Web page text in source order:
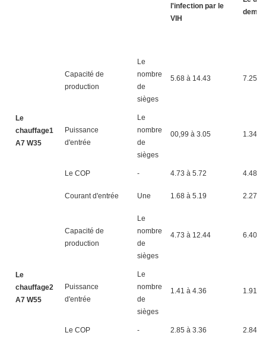
l'infection par le
VIH
Le
chauffage1
A7 W35
Capacité de
production
Le
nombre
de
sièges
5.68 à 14.43 7.25 à
Puissance
d'entrée
Le
nombre
de
sièges
00,99 à 3.05 1.34 à
Le COP - 4.73 à 5.72 4.48 à
Courant d'entrée Une 1.68 à 5.19 2.27 à
Le
chauffage2
A7 W55
Capacité de
production
Le
nombre
de
sièges
4.73 à 12.44 6.40 à
Puissance
d'entrée
Le
nombre
de
sièges
1.41 à 4.36 1.91 à
Le COP - 2.85 à 3.36 2.84 à